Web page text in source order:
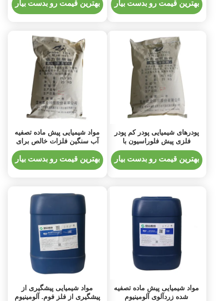
بهترین قیمت رو بدست بیار بهترین قیمت رو بدست بیار
پودرهای شیمیایی پودر کم پودر
فلزی پیش فلوراسیون با
نفوذپذیری قوی
بهترین قیمت رو بدست بیار
مواد شیمیایی پیش ماده تصفیه
آب سنگین فلزات خالص برای
فولاد ضد زنگ
بهترین قیمت رو بدست بیار
مواد شیمیایی پیش ماده تصفیه
شده زردآلوی آلومینیوم
مواد شیمیایی پیشگیری از
پیشگیری از فلز فوم. آلومینیوم